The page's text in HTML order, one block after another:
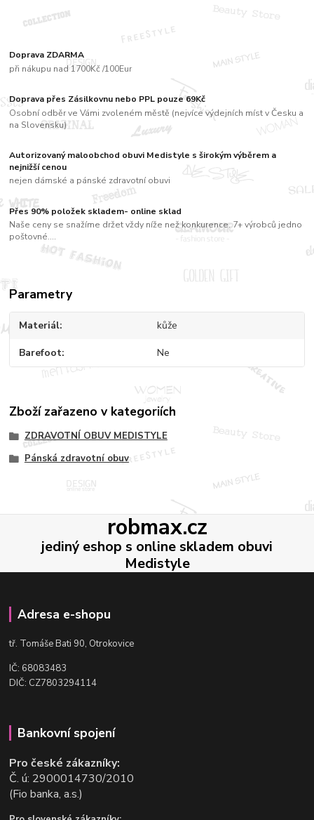
Doprava ZDARMA
při nákupu nad 1700Kč /100Eur
Doprava přes Zásilkovnu nebo PPL pouze 69Kč
Osobní odběr ve Vámi zvoleném městě (nejvíce výdejních míst v Česku a
na Slovensku)
Autorizovaný maloobchod obuvi Medistyle s širokým výběrem a
nejnižší cenou
nejen dámské a pánské zdravotní obuvi
Přes 90% položek skladem- online sklad
Naše ceny se snažíme držet vždy níže než konkurence. 7+ výrobců jedno
poštovné....
Parametry
Materiál kůže
Barefoot Ne
Zboží zařazeno v kategoriích
ZDRAVOTNÍ OBUV MEDISTYLE
Pánská zdravotní obuv
robmax.cz
jediný eshop s online skladem obuvi
Medistyle
Adresa e-shopu
tř. Tomáše Bati 90, Otrokovice
IČ: 68083483
DIČ: CZ7803294114
Bankovní spojení
Pro české zákazníky:
Č. ú: 2900014730/2010
(Fio banka, a.s.)